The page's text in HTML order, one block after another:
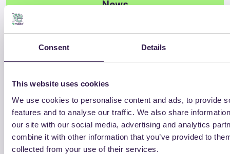
Consent Details
This website uses cookies
We use cookies to personalise content and ads, to provide
features and to analyse our traffic. We also share
our site with our social media, advertising and analytics
combine it with other information that you’ve provided to
collected from your use of their services.
News
stati scelti dal Ministero dell’Ambiente per l’allestimento
della sala conferenze e dell’area relax del padiglione Italia a
Rio+20. Inoltre la location “Remade in Italy” è stata scelta
per le conferenze stampa e gli incontri ufficiali della
delegazione italiana.